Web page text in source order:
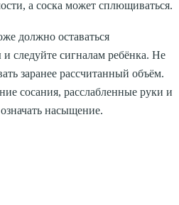
а соска может сплющиваться.
должно оставаться
следуйте сигналам ребёнка. Не
заранее рассчитанный объём.
сосания, расслабленные руки и
насыщение.